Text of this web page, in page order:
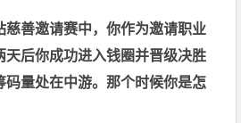
慈善邀请赛中，你作为邀请职业
天后你成功进入钱圈并晋级决胜
码量处在中游。那个时候你是怎